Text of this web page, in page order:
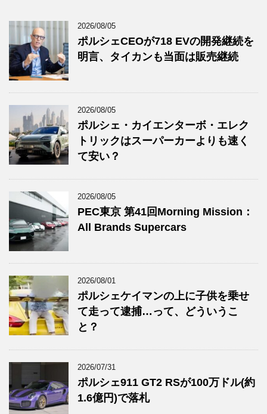
2026/08/05
ポルシェCEOが718 EVの開発継続を
明言、タイカンも当面は販売継続
2026/08/05
ポルシェ・カイエンターボ・エレク
トリックはスーパーカーよりも速く
て安い？
2026/08/05
PEC東京 第41回Morning Mission：
All Brands Supercars
2026/08/01
ポルシェケイマンの上に子供を乗せ
て走って逮捕…って、どういうこ
と？
2026/07/31
ポルシェ911 GT2 RSが100万ドル(約
1.6億円)で落札